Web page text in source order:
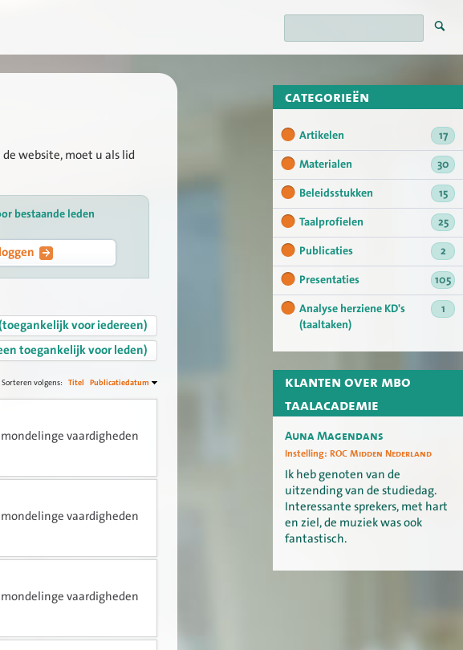
categorieën
Artikelen
17
Materialen
30
Beleidsstukken
15
Taalprofielen
25
Publicaties
2
Presentaties
105
Analyse herziene KD's
(taaltaken)
1
klanten over mbo
taalacademie
Auna Magendans
Instelling: ROC Midden Nederland
Ik heb genoten van de
uitzending van de studiedag.
Interessante sprekers, met hart
en ziel, de muziek was ook
fantastisch.
website, moet u als lid
bestaande leden
voor iedereen)
toegankelijk voor leden)
Sorteren volgens: Titel Publicatiedatum
vaardigheden
vaardigheden
vaardigheden